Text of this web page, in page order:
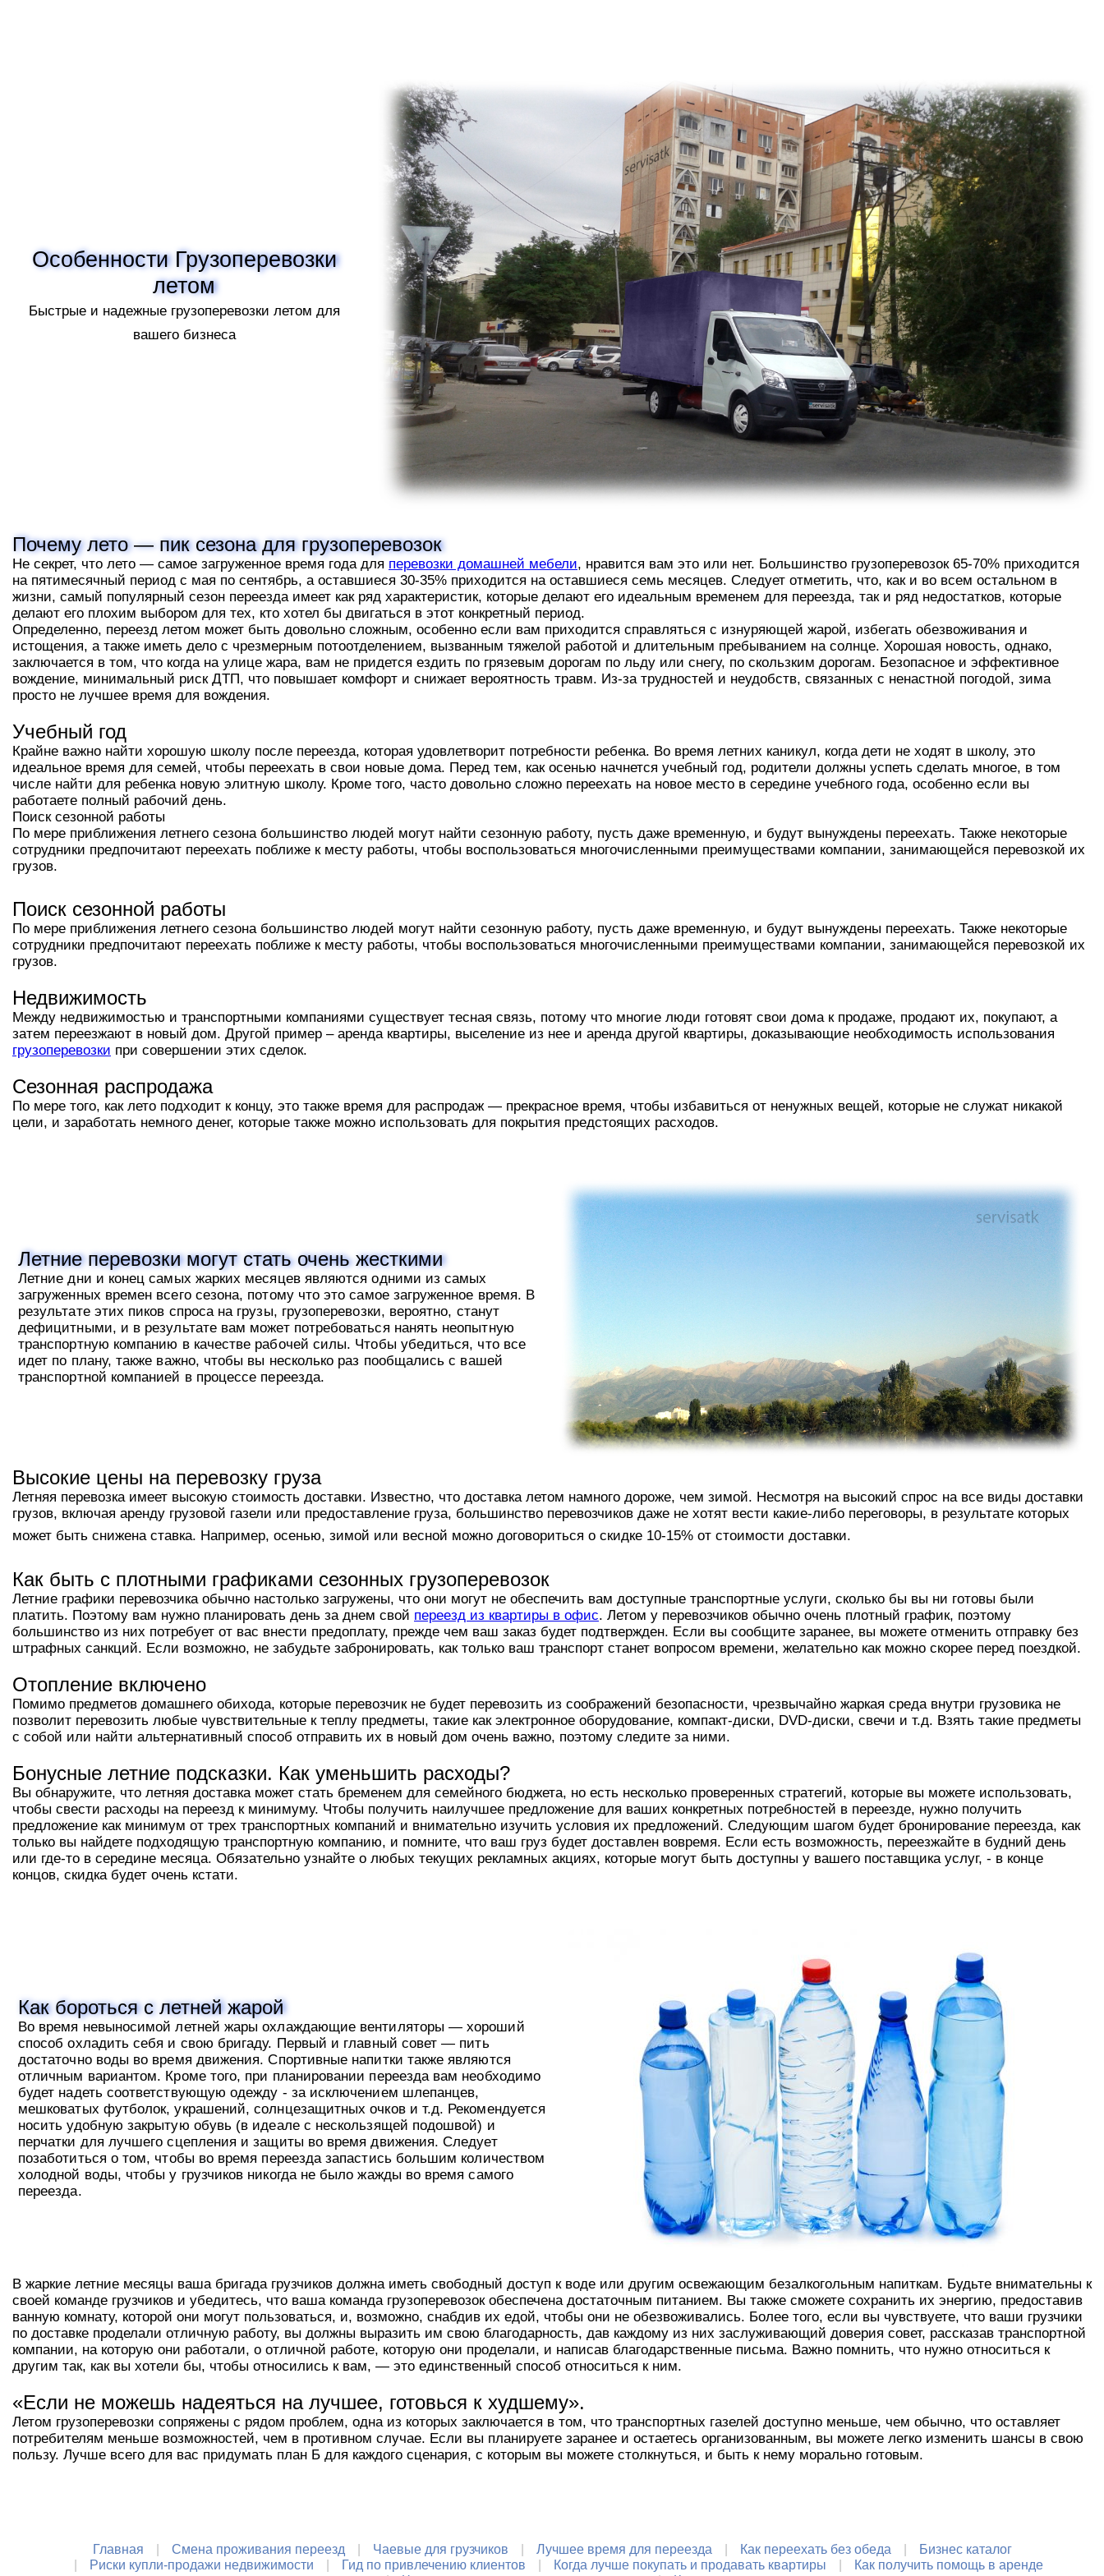
Особенности Грузоперевозки
летом
Быстрые и надежные грузоперевозки летом для
вашего бизнеса
Почему лето — пик сезона для грузоперевозок
Не секрет, что лето — самое загруженное время года для перевозки домашней мебели, нравится вам это или нет. Большинство грузоперевозок 65-70% приходится
на пятимесячный период с мая по сентябрь, а оставшиеся 30-35% приходится на оставшиеся семь месяцев. Следует отметить, что, как и во всем остальном в
жизни, самый популярный сезон переезда имеет как ряд характеристик, которые делают его идеальным временем для переезда, так и ряд недостатков, которые
делают его плохим выбором для тех, кто хотел бы двигаться в этот конкретный период.
Определенно, переезд летом может быть довольно сложным, особенно если вам приходится справляться с изнуряющей жарой, избегать обезвоживания и
истощения, а также иметь дело с чрезмерным потоотделением, вызванным тяжелой работой и длительным пребыванием на солнце. Хорошая новость, однако,
заключается в том, что когда на улице жара, вам не придется ездить по грязевым дорогам по льду или снегу, по скользким дорогам. Безопасное и эффективное
вождение, минимальный риск ДТП, что повышает комфорт и снижает вероятность травм. Из-за трудностей и неудобств, связанных с ненастной погодой, зима
просто не лучшее время для вождения.
Учебный год
Крайне важно найти хорошую школу после переезда, которая удовлетворит потребности ребенка. Во время летних каникул, когда дети не ходят в школу, это
идеальное время для семей, чтобы переехать в свои новые дома. Перед тем, как осенью начнется учебный год, родители должны успеть сделать многое, в том
числе найти для ребенка новую элитную школу. Кроме того, часто довольно сложно переехать на новое место в середине учебного года, особенно если вы
работаете полный рабочий день.
Поиск сезонной работы
По мере приближения летнего сезона большинство людей могут найти сезонную работу, пусть даже временную, и будут вынуждены переехать. Также некоторые
сотрудники предпочитают переехать поближе к месту работы, чтобы воспользоваться многочисленными преимуществами компании, занимающейся перевозкой их
грузов.
Поиск сезонной работы
По мере приближения летнего сезона большинство людей могут найти сезонную работу, пусть даже временную, и будут вынуждены переехать. Также некоторые
сотрудники предпочитают переехать поближе к месту работы, чтобы воспользоваться многочисленными преимуществами компании, занимающейся перевозкой их
грузов.
Недвижимость
Между недвижимостью и транспортными компаниями существует тесная связь, потому что многие люди готовят свои дома к продаже, продают их, покупают, а
затем переезжают в новый дом. Другой пример – аренда квартиры, выселение из нее и аренда другой квартиры, доказывающие необходимость использования
грузоперевозки при совершении этих сделок.
Сезонная распродажа
По мере того, как лето подходит к концу, это также время для распродаж — прекрасное время, чтобы избавиться от ненужных вещей, которые не служат никакой
цели, и заработать немного денег, которые также можно использовать для покрытия предстоящих расходов.
Летние перевозки могут стать очень жесткими
Летние дни и конец самых жарких месяцев являются одними из самых
загруженных времен всего сезона, потому что это самое загруженное время. В
результате этих пиков спроса на грузы, грузоперевозки, вероятно, станут
дефицитными, и в результате вам может потребоваться нанять неопытную
транспортную компанию в качестве рабочей силы. Чтобы убедиться, что все
идет по плану, также важно, чтобы вы несколько раз пообщались с вашей
транспортной компанией в процессе переезда.
Высокие цены на перевозку груза
Летняя перевозка имеет высокую стоимость доставки. Известно, что доставка летом намного дороже, чем зимой. Несмотря на высокий спрос на все виды доставки
грузов, включая аренду грузовой газели или предоставление груза, большинство перевозчиков даже не хотят вести какие-либо переговоры, в результате которых
может быть снижена ставка. Например, осенью, зимой или весной можно договориться о скидке 10-15% от стоимости доставки.
Как быть с плотными графиками сезонных грузоперевозок
Летние графики перевозчика обычно настолько загружены, что они могут не обеспечить вам доступные транспортные услуги, сколько бы вы ни готовы были
платить. Поэтому вам нужно планировать день за днем свой переезд из квартиры в офис. Летом у перевозчиков обычно очень плотный график, поэтому
большинство из них потребует от вас внести предоплату, прежде чем ваш заказ будет подтвержден. Если вы сообщите заранее, вы можете отменить отправку без
штрафных санкций. Если возможно, не забудьте забронировать, как только ваш транспорт станет вопросом времени, желательно как можно скорее перед поездкой.
Отопление включено
Помимо предметов домашнего обихода, которые перевозчик не будет перевозить из соображений безопасности, чрезвычайно жаркая среда внутри грузовика не
позволит перевозить любые чувствительные к теплу предметы, такие как электронное оборудование, компакт-диски, DVD-диски, свечи и т.д. Взять такие предметы
с собой или найти альтернативный способ отправить их в новый дом очень важно, поэтому следите за ними.
Бонусные летние подсказки. Как уменьшить расходы?
Вы обнаружите, что летняя доставка может стать бременем для семейного бюджета, но есть несколько проверенных стратегий, которые вы можете использовать,
чтобы свести расходы на переезд к минимуму. Чтобы получить наилучшее предложение для ваших конкретных потребностей в переезде, нужно получить
предложение как минимум от трех транспортных компаний и внимательно изучить условия их предложений. Следующим шагом будет бронирование переезда, как
только вы найдете подходящую транспортную компанию, и помните, что ваш груз будет доставлен вовремя. Если есть возможность, переезжайте в будний день
или где-то в середине месяца. Обязательно узнайте о любых текущих рекламных акциях, которые могут быть доступны у вашего поставщика услуг, - в конце
концов, скидка будет очень кстати.
Как бороться с летней жарой
Во время невыносимой летней жары охлаждающие вентиляторы — хороший
способ охладить себя и свою бригаду. Первый и главный совет — пить
достаточно воды во время движения. Спортивные напитки также являются
отличным вариантом. Кроме того, при планировании переезда вам необходимо
будет надеть соответствующую одежду - за исключением шлепанцев,
мешковатых футболок, украшений, солнцезащитных очков и т.д. Рекомендуется
носить удобную закрытую обувь (в идеале с нескользящей подошвой) и
перчатки для лучшего сцепления и защиты во время движения. Следует
позаботиться о том, чтобы во время переезда запастись большим количеством
холодной воды, чтобы у грузчиков никогда не было жажды во время самого
переезда.
В жаркие летние месяцы ваша бригада грузчиков должна иметь свободный доступ к воде или другим освежающим безалкогольным напиткам. Будьте внимательны к
своей команде грузчиков и убедитесь, что ваша команда грузоперевозок обеспечена достаточным питанием. Вы также сможете сохранить их энергию, предоставив
ванную комнату, которой они могут пользоваться, и, возможно, снабдив их едой, чтобы они не обезвоживались. Более того, если вы чувствуете, что ваши грузчики
по доставке проделали отличную работу, вы должны выразить им свою благодарность, дав каждому из них заслуживающий доверия совет, рассказав транспортной
компании, на которую они работали, о отличной работе, которую они проделали, и написав благодарственные письма. Важно помнить, что нужно относиться к
другим так, как вы хотели бы, чтобы относились к вам, — это единственный способ относиться к ним.
«Если не можешь надеяться на лучшее, готовься к худшему».
Летом грузоперевозки сопряжены с рядом проблем, одна из которых заключается в том, что транспортных газелей доступно меньше, чем обычно, что оставляет
потребителям меньше возможностей, чем в противном случае. Если вы планируете заранее и остаетесь организованным, вы можете легко изменить шансы в свою
пользу. Лучше всего для вас придумать план Б для каждого сценария, с которым вы можете столкнуться, и быть к нему морально готовым.
Главная Смена проживания переезд Чаевые для грузчиков Лучшее время для переезда Как переехать без обеда
Бизнес каталог
Риски купли-продажи недвижимости
Гид по привлечению клиентов Когда лучше покупать и продавать квартиры
Как получить помощь в аренде